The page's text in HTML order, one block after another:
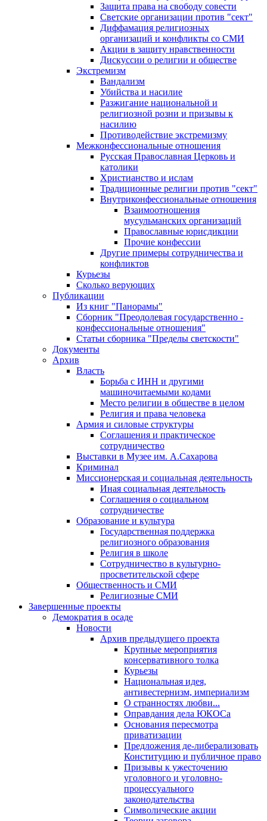
Защита права на свободу совести
Светские организации против "сект"
Диффамация религиозных
организаций и конфликты со СМИ
Акции в защиту нравственности
Дискуссии о религии и обществе
Экстремизм
Вандализм
Убийства и насилие
Разжигание национальной и
религиозной розни и призывы к
насилию
Противодействие экстремизму
Межконфессиональные отношения
Русская Православная Церковь и
католики
Христианство и ислам
Традиционные религии против "сект"
Внутриконфессиональные отношения
Взаимоотношения
мусульманских организаций
Православные юрисдикции
Прочие конфессии
Другие примеры сотрудничества и
конфликтов
Курьезы
Сколько верующих
Публикации
Из книг "Панорамы"
Сборник "Преодолевая государственно -
конфессиональные отношения"
Статьи сборника "Пределы светскости"
Документы
Архив
Власть
Борьба с ИНН и другими
машиночитаемыми кодами
Место религии в обществе в целом
Религия и права человека
Армия и силовые структуры
Соглашения и практическое
сотрудничество
Выставки в Музее им. А.Сахарова
Криминал
Миссионерская и социальная деятельность
Иная социальная деятельность
Соглашения о социальном
сотрудничестве
Образование и культура
Государственная поддержка
религиозного образования
Религия в школе
Сотрудничество в культурно-
просветительской сфере
Общественность и СМИ
Религиозные СМИ
Завершенные проекты
Демократия в осаде
Новости
Архив предыдущего проекта
Крупные мероприятия
консервативного толка
Курьезы
Национальная идея,
антивестернизм, империализм
О странностях любви...
Оправдания дела ЮКОСа
Основания пересмотра
приватизации
Предложения де-либерализовать
Конституцию и публичное право
Призывы к ужесточению
уголовного и уголовно-
процессуального
законодательства
Символические акции